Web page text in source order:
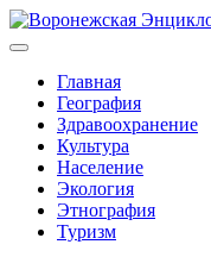
Главная
География
Здравоохранение
Культура
Население
Экология
Этнография
Туризм